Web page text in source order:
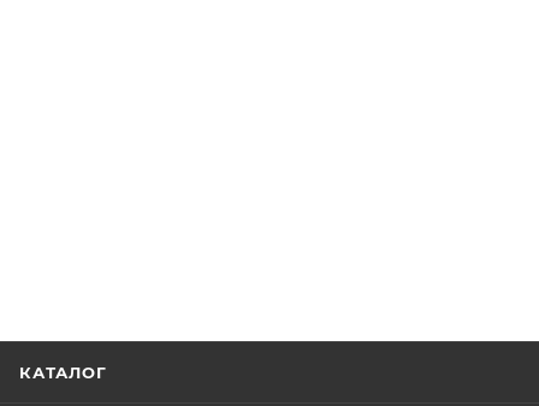
КАТАЛОГ